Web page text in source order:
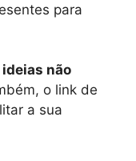
para
não
o link de
a sua